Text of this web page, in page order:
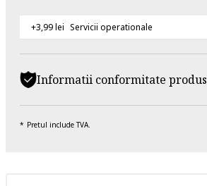
+3,99 lei Servicii operationale
Informatii conformitate produs
Pretul include TVA.